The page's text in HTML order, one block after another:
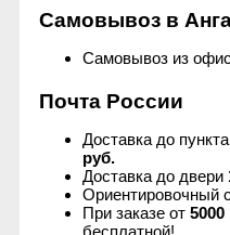
Детская косметика
Солнцезащитный крем
Ecopam
Balancer
Revitall
Green Fiber
Самовывоз в
Самовывоз из
Почта России
Доставка до
руб.
Доставка до двери
Ориентировочный
При заказе от 5000
бесплатной!